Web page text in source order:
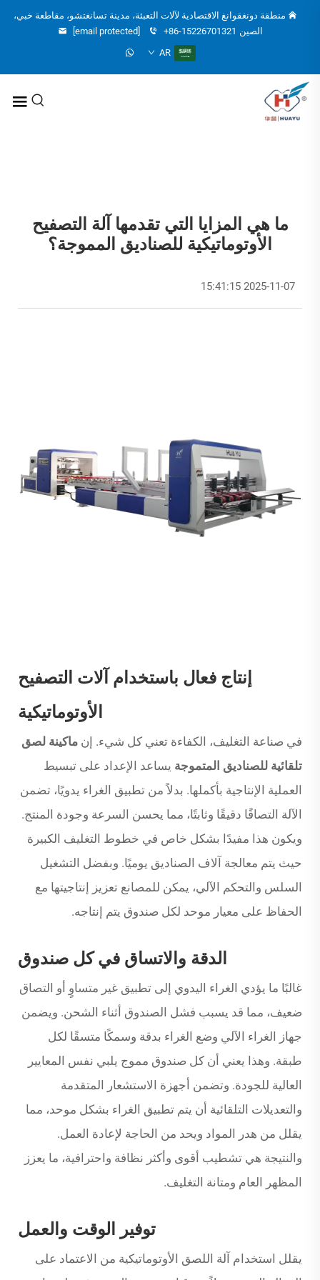
منطقة دونغقوانغ الاقتصادية لآلات التعبئة، مدينة تسانغتشو، مقاطعة خبي،
الصين +86-15226701321
[email protected]
AR
ما هي المزايا التي تقدمها آلة التصفيح
الأوتوماتيكية للصناديق المموجة؟
2025-11-07 15:41:15
إنتاج فعال باستخدام آلات التصفيح
الأوتوماتيكية
في صناعة التغليف، الكفاءة تعني كل شيء. إن ماكينة لصق
تلقائية للصناديق المتموجة يساعد الإعداد على تبسيط
العملية الإنتاجية بأكملها. بدلاً من تطبيق الغراء يدويًا، تضمن
الآلة التصاقًا دقيقًا وثابتًا، مما يحسن السرعة وجودة المنتج.
ويكون هذا مفيدًا بشكل خاص في خطوط التغليف الكبيرة
حيث يتم معالجة آلاف الصناديق يوميًا. وبفضل التشغيل
السلس والتحكم الآلي، يمكن للمصانع تعزيز إنتاجيتها مع
الحفاظ على معيار موحد لكل صندوق يتم إنتاجه.
الدقة والاتساق في كل صندوق
غالبًا ما يؤدي الغراء اليدوي إلى تطبيق غير متساوٍ أو التصاق
ضعيف، مما قد يسبب فشل الصندوق أثناء الشحن. ويضمن
جهاز الغراء الآلي وضع الغراء بدقة وسمكًا متسقًا لكل
طبقة. وهذا يعني أن كل صندوق مموج يلبي نفس المعايير
العالية للجودة. وتضمن أجهزة الاستشعار المتقدمة
والتعديلات التلقائية أن يتم تطبيق الغراء بشكل موحد، مما
يقلل من هدر المواد ويحد من الحاجة لإعادة العمل.
والنتيجة هي تشطيب أقوى وأكثر نظافة واحترافية، ما يعزز
المظهر العام ومتانة التغليف.
توفير الوقت والعمل
يقلل استخدام آلة اللصق الأوتوماتيكية من الاعتماد على